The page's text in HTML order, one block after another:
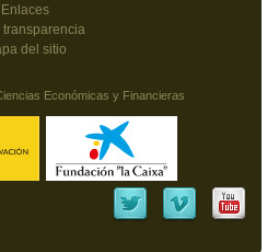
Enlaces
transparencia
del sitio
Económicas y Financieras